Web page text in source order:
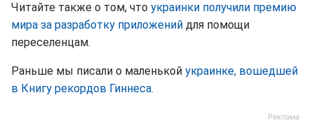
Читайте также о том, что украинки получили премию
мира за разработку приложений для помощи
переселенцам.
Раньше мы писали о маленькой украинке, вошедшей
в Книгу рекордов Гиннеса.